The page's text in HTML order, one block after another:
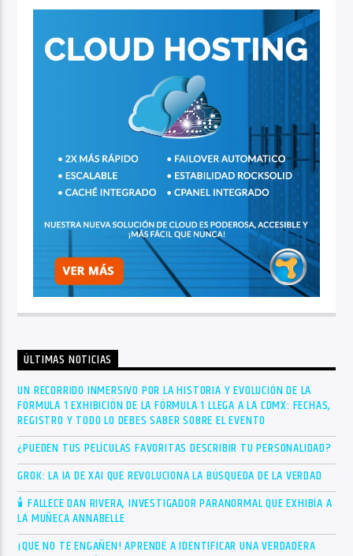
ÚLTIMAS NOTICIAS
UN RECORRIDO INMERSIVO POR LA HISTORIA Y EVOLUCIÓN DE LA
FÓRMULA 1 EXHIBICIÓN DE LA FÓRMULA 1 LLEGA A LA CDMX: FECHAS,
REGISTRO Y TODO LO DEBES SABER SOBRE EL EVENTO
¿PUEDEN TUS PELÍCULAS FAVORITAS DESCRIBIR TU PERSONALIDAD?
GROK: LA IA DE XAI QUE REVOLUCIONA LA BÚSQUEDA DE LA VERDAD
🕯 FALLECE DAN RIVERA, INVESTIGADOR PARANORMAL QUE EXHIBÍA A
LA MUÑECA ANNABELLE
¡QUE NO TE ENGAÑEN! APRENDE A IDENTIFICAR UNA VERDADERA